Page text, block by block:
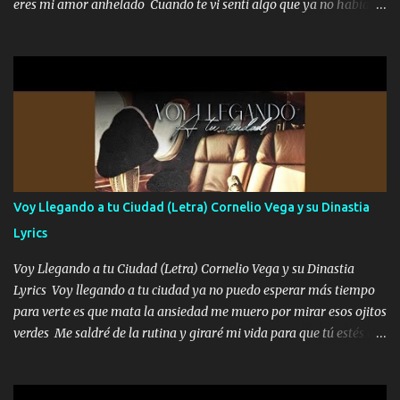
visto se le nota el estilo pero de serio porque el vie...
eres mi amor anhelado Cuando te vi sentí algo que ya no había
cariño de mi alma Que pa febrero vendré frente a ti con mis
preguntas y digas que sí hacernos novios y verte feliz y muy
contenta como yo por ti Música Pregúntame qué es lo que me
enamora pa describirte unas cuantas horas también pregunta que
quiero contigo que seas dichosa al estar conmigo Y ya borracho
contéstame la llamada pa dedicarte unas bonitas palabras así
borracho me animo a decirte todo y puedo describirlo mucho que
me encantes Decirte que me siento muy feliz y emocionado por
tenerte aquí espero que quiera...
Voy Llegando a tu Ciudad (Letra) Cornelio Vega y su Dinastia
Lyrics
Voy Llegando a tu Ciudad (Letra) Cornelio Vega y su Dinastia
Lyrics Voy llegando a tu ciudad ya no puedo esperar más tiempo
para verte es que mata la ansiedad me muero por mirar esos ojitos
verdes Me saldré de la rutina y giraré mi vida para que tú estés en